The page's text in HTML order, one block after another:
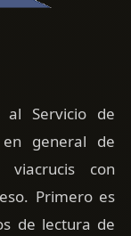
al Servicio de
general de
con
Primero es
de lectura de